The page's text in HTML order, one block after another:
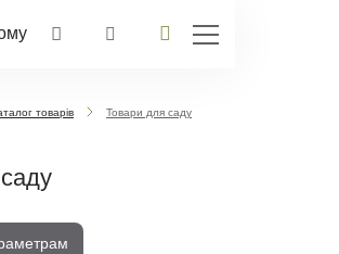
товарів Товари для саду